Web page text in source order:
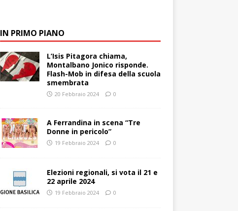
IN PRIMO PIANO
L’Isis Pitagora chiama,
Montalbano Jonico risponde.
Flash-Mob in difesa della scuola
smembrata
20 Febbraio 2024 0
A Ferrandina in scena “Tre
Donne in pericolo”
19 Febbraio 2024 0
Elezioni regionali, si vota il 21 e
22 aprile 2024
19 Febbraio 2024 0